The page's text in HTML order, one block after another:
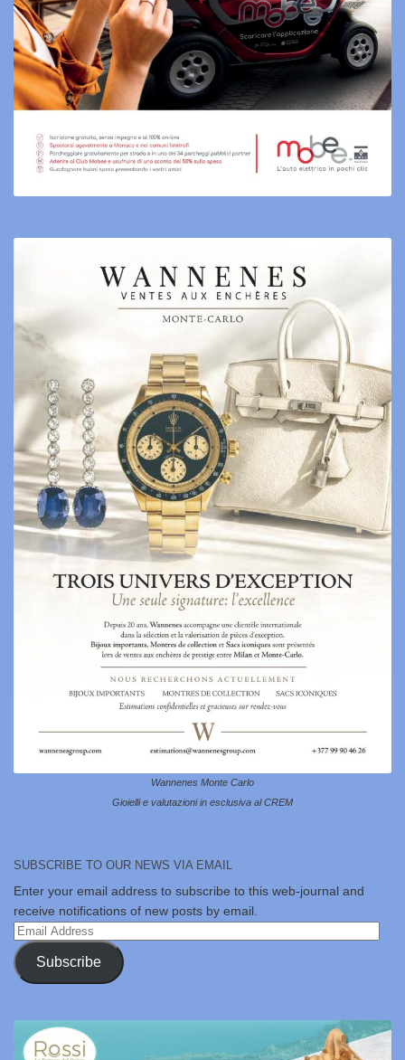
Wannenes Monte Carlo
Gioielli e valutazioni in esclusiva al CREM
SUBSCRIBE TO OUR NEWS VIA EMAIL
Enter your email address to subscribe to this web-journal and
receive notifications of new posts by email.
Email
Address
Subscribe